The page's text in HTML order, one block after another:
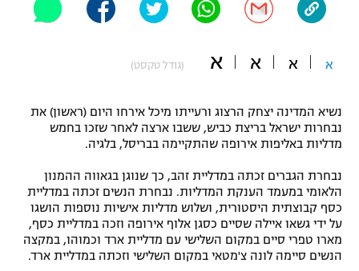
תקנון עבור פעילות אלקטרה
גיימינג E-Sports
תנאי שימוש
מדיניות פרטיות
כדורמים
פוטבול אמריקאי NFL
בייסבול MLB
ספורט אתגרי ואקסטרים
אומנויות לחימה
גיימינג E-Sports
א א א א (גודל טקסט)
נשיא המדינה יצחק הרצוג ורעייתו מיכל אירחו היום (ראשון) את
נבחרות ישראל בריצת כביש, ששבו ארצה לאחר שזכו בחמש
מדליות באליפות אירופה שהתקיימה בבריסל, בלגיה.
נבחרת הגברים זכתה במדליית זהב, כך שנוגן בגאווה ההמנון
הלאומי במעמד הענקת המדליות. נבחרת הנשים זכתה במדליית
כסף קבוצתית היסטורית, ושלוש מדליות אישיות נוספות הושגו
על ידי גשאו איילה שסיים כסגן אלוף אירופה וזכה במדליית כסף,
מארו טפרי סיים במקום השלישי עם מדליית ארד וכמוהו, במקצה
הנשים סיימה לונה צ'מטאי במקום השלישי וזכתה במדליית ארד.